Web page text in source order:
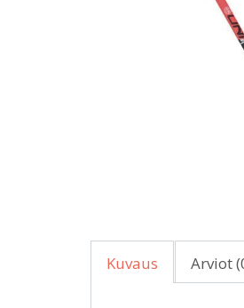
Kuvaus Arviot